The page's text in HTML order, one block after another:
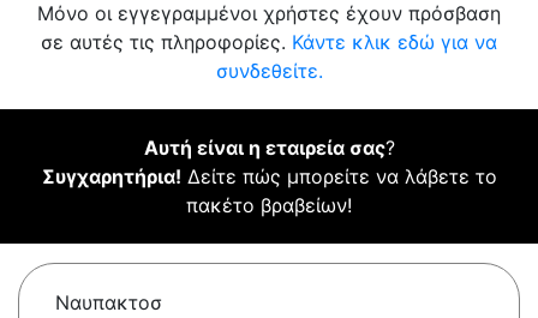
Μόνο οι εγγεγραμμένοι χρήστες έχουν πρόσβαση
σε αυτές τις πληροφορίες. Κάντε κλικ εδώ για να
συνδεθείτε.
Αυτή είναι η εταιρεία σας?
Συγχαρητήρια! Δείτε πώς μπορείτε να λάβετε το
πακέτο βραβείων!
Ναυπακτοσ